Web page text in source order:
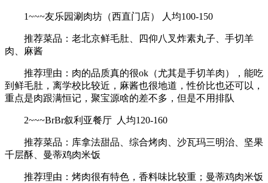
1~~~友乐园涮肉坊（西直门店） 人均100-150
推荐菜品：老北京鲜毛肚、四仰八叉炸素丸子、手切羊
肉、麻酱
推荐理由：肉的品质真的很ok（尤其是手切羊肉），能吃
到鲜毛肚，离学校比较近，麻酱也很地道，性价比也还可以，
重点是肉跟满恒记，聚宝源啥的差不多，但是不用排队
2~~~BrBr叙利亚餐厅 人均120-160
推荐菜品：库拿法甜品、综合烤肉、沙瓦玛三明治、坚果
千层酥、曼蒂鸡肉米饭
推荐理由：烤肉很有特色，香料味比较重；曼蒂鸡肉米饭